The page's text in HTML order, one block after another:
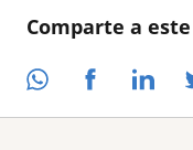
Comparte a